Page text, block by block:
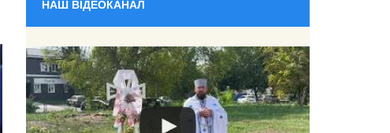
НАШ ВІДЕОКАНАЛ